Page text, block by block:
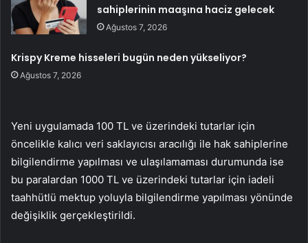
sahiplerinin maaşına haciz gelecek
Ağustos 7, 2026
Krispy Kreme hisseleri bugün neden yükseliyor?
Ağustos 7, 2026
Yeni uygulamada 100 TL ve üzerindeki tutarlar için
öncelikle kalıcı veri saklayıcısı aracılığı ile hak sahiplerine
bilgilendirme yapılması ve ulaşılamaması durumunda ise
bu paralardan 1000 TL ve üzerindeki tutarlar için iadeli
taahhütlü mektup yoluyla bilgilendirme yapılması yönünde
değişiklik gerçekleştirildi.